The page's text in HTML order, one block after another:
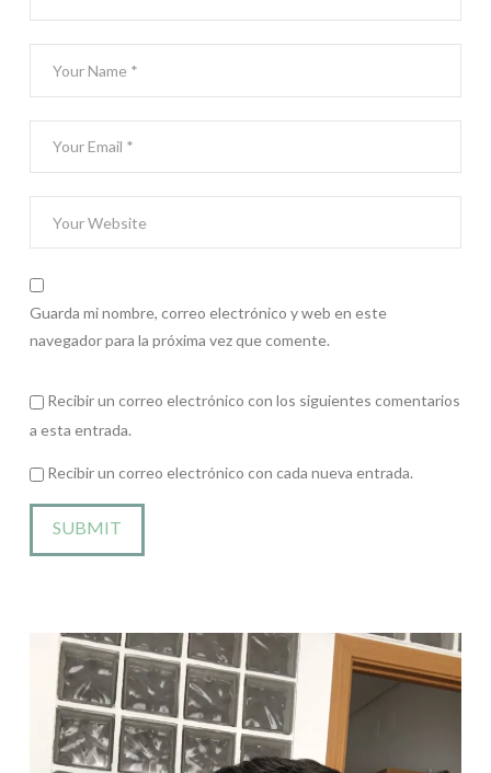
Guarda mi nombre, correo electrónico y web en este
navegador para la próxima vez que comente.
Recibir un correo electrónico con los siguientes comentarios
a esta entrada.
Recibir un correo electrónico con cada nueva entrada.